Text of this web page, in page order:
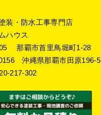
装・防水工事専門店
ハウス
那覇市首里鳥堀町1-28
沖縄県那覇市田原196-5
217-302